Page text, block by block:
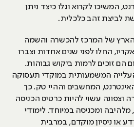
המשיכו לקרוא וגלו כיצד ניתן
לביצת זהב כלכלית.
הארץ של המרכז להכשרה והשמה
החלו לפני שנים אחדות וצברו
הם זוכים לרמות ביקוש גבוהות.
המשמעותית במוקדי תעסוקה
המחשבים וההיי טק. כך
וצפונה עשוי להיות כרטיס הכניסה
ומכניסה במיוחד. לימודי
או ניסיון מוקדם, במרבית